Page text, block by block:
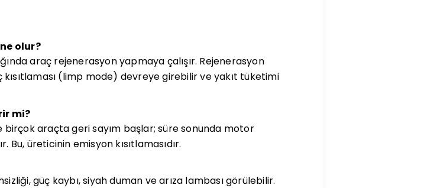
olur?
araç rejenerasyon yapmaya çalışır. Rejenerasyon
(limp mode) devreye girebilir ve yakıt tüketimi
mi?
birçok araçta geri sayım başlar; süre sonunda motor
Bu, üreticinin emisyon kısıtlamasıdır.
güç kaybı, siyah duman ve arıza lambası görülebilir.